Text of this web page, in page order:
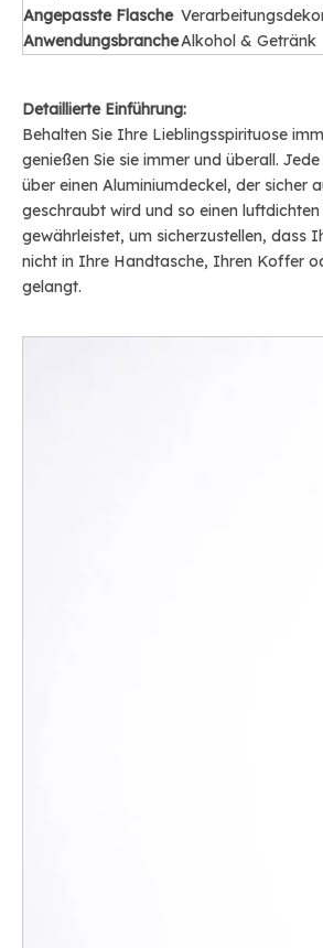
Angepasste Flasche
AnwendungsbrancheAlkohol & Getränk
Detaillierte Einführung:
Behalten Sie Ihre Lieblingsspirituose
genießen Sie sie immer und überall.
über einen Aluminiumdeckel, der sicher
geschraubt wird und so einen luftdichten
gewährleistet, um sicherzustellen, dass
nicht in Ihre Handtasche, Ihren Koffer
gelangt.